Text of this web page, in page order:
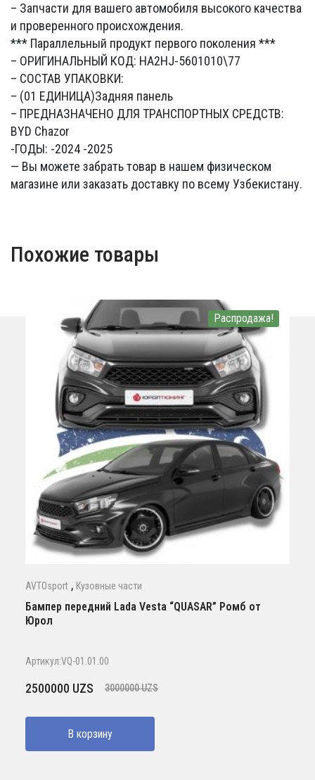
– Запчасти для вашего автомобиля высокого качества
и проверенного происхождения.
*** Параллельный продукт первого поколения ***
– ОРИГИНАЛЬНЫЙ КОД: HA2HJ-5601010\77
– СОСТАВ УПАКОВКИ:
– (01 ЕДИНИЦА)Задняя панель
– ПРЕДНАЗНАЧЕНО ДЛЯ ТРАНСПОРТНЫХ СРЕДСТВ:
BYD Chazor
-ГОДЫ: -2024 -2025
— Вы можете забрать товар в нашем физическом
магазине или заказать доставку по всему Узбекистану.
Похожие товары
Распродажа!
AVTOsport , Кузовные части
Бампер передний Lada Vesta “QUASAR” Ромб от
Юрол
Артикул:VQ-01.01.00
3000000UZS
Первоначальная
составляла
3000000 UZS.
2500000 UZS
Текущая
2500000 UZS.
В корзину